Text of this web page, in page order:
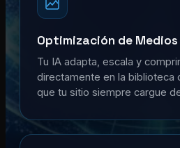
Optimización de Medios
Tu IA adapta, escala y
directamente en la biblioteca
que tu sitio siempre cargue